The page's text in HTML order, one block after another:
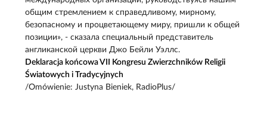
общим стремлением к справедливому, мирному,
безопасному и процветающему миру, пришли к общей
позиции», - сказала специальный представитель
англиканской церкви Джо Бейли Уэллс.
Deklaracja końcowa VII Kongresu Zwierzchników Religii
Światowych i Tradycyjnych
/Omówienie: Justyna Bieniek, RadioPlus/